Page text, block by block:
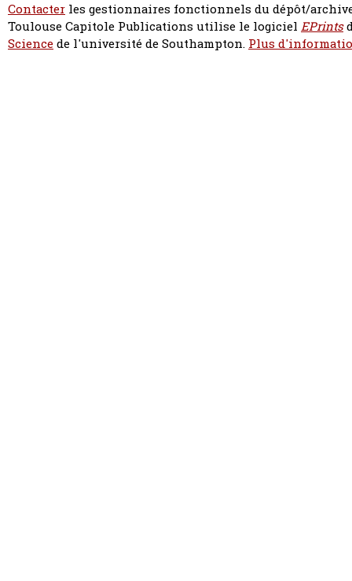
Contacter les gestionnaires fonctionnels du dépôt/
Toulouse Capitole Publications utilise le logiciel EPrints
Sciencede l'université de Southampton. Plus